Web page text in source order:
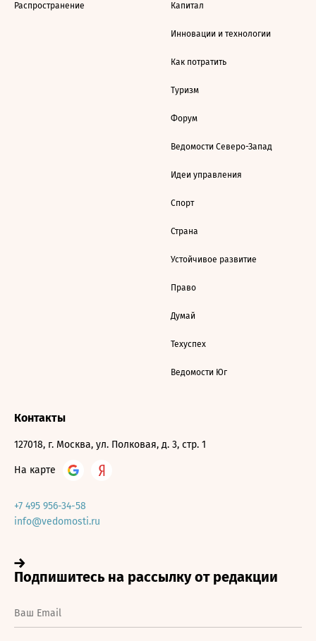
Распространение Капитал
Инновации и технологии
Как потратить
Туризм
Форум
Ведомости Северо-Запад
Идеи управления
Спорт
Страна
Устойчивое развитие
Право
Думай
Техуспех
Ведомости Юг
Контакты
127018, г. Москва, ул. Полковая, д. 3, стр. 1
На карте
+7 495 956-34-58
info@vedomosti.ru